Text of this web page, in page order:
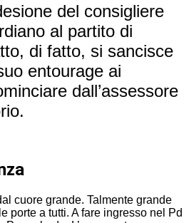
del consigliere
al partito di
di fatto, si sancisce
entourage ai
dall’assessore
cuore grande. Talmente grande
porte a tutti. A fare ingresso nel Pd